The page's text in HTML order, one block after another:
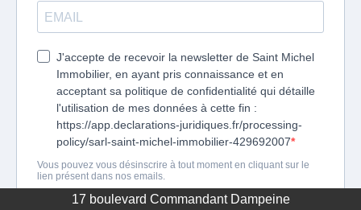
17 boulevard Commandant Dampeine